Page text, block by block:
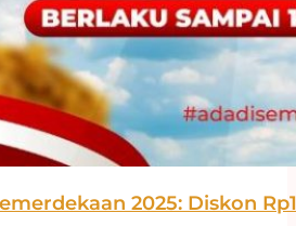
2025: Diskon